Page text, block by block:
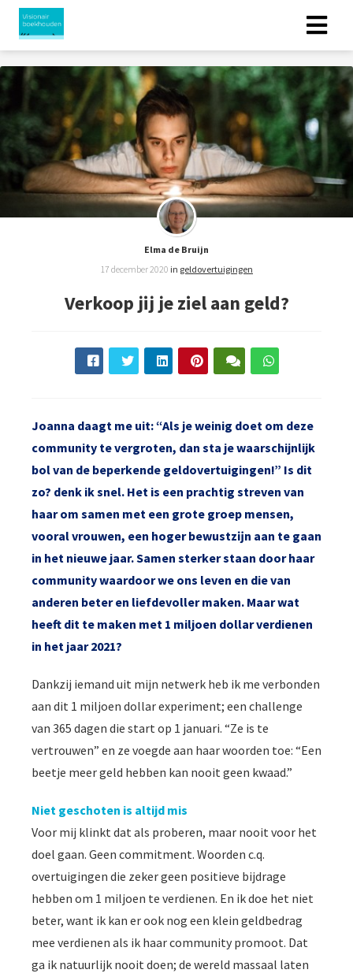
Elma de Bruijn
17 december 2020 in geldovertuigingen
Verkoop jij je ziel aan geld?
Joanna daagt me uit: “Als je weinig doet om deze
community te vergroten, dan sta je waarschijnlijk
bol van de beperkende geldovertuigingen!” Is dit
zo? denk ik snel. Het is een prachtig streven van
haar om samen met een grote groep mensen,
vooral vrouwen, een hoger bewustzĳn aan te gaan
in het nieuwe jaar. Samen sterker staan door haar
community waardoor we ons leven en die van
anderen beter en liefdevoller maken. Maar wat
heeft dit te maken met 1 miljoen dollar verdienen
in het jaar 2021?
Dankzij iemand uit mijn netwerk heb ik me verbonden
aan dit 1 miljoen dollar experiment; een challenge
van 365 dagen die start op 1 januari. “Ze is te
vertrouwen” en ze voegde aan haar woorden toe: “Een
beetje meer geld hebben kan nooit geen kwaad.”
Niet geschoten is altijd mis
Voor mij klinkt dat als proberen, maar nooit voor het
doel gaan. Geen commitment. Woorden c.q.
overtuigingen die zeker geen positieve bijdrage
hebben om 1 miljoen te verdienen. En ik doe het niet
beter, want ik kan er ook nog een klein geldbedrag
mee verdienen als ik haar community promoot. Dat
ga ik natuurlijk nooit doen; de wereld massaal laten